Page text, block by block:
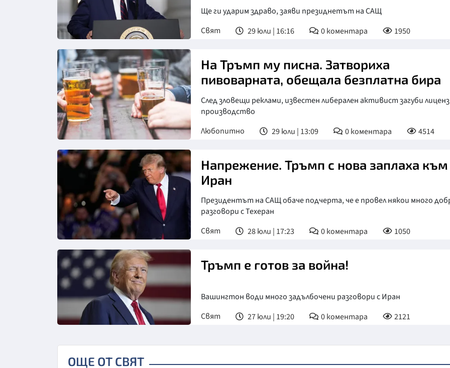
Снимка: ЕПА/БГНЕС
Ще ги ударим здраво, заяви президнетът на САЩ
Свят
29 юли | 16:16 0коментара 1950
Снимка: goggle
На Тръмп му писна. Затвориха
пивоварната, обещала безплатна бира
След зловещи реклами, известен либерален активист загуби
производство
Любопитно
29 юли | 13:09 0коментара 4514
Снимка: АП/БТА
Напрежение. Тръмп с нова заплаха към
Иран
Президентът на САЩ обаче подчерта, че е провел някои много
разговори с Техеран
Свят
28 юли | 17:23 0коментара 1050
Тръмп е готов за война!
Вашингтон води много задълбочени разговори с Иран
Свят
27 юли | 19:20 0коментара 2121
ОЩЕ ОТ СВЯТ